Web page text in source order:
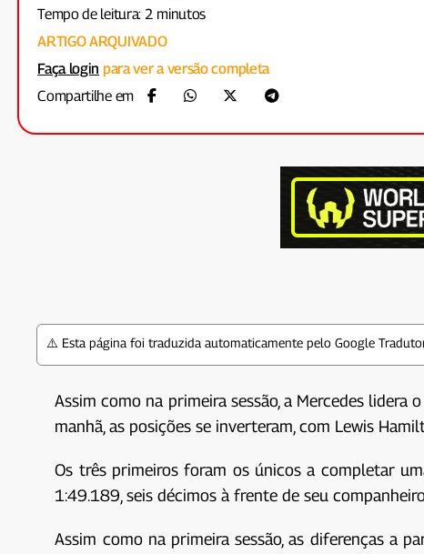
Tempo de leitura: 2 minutos
ARTIGO ARQUIVADO
Faça login para ver a versão completa
Compartilhe em
⚠️ Esta página foi traduzida automaticamente pelo Google
Assim como na primeira sessão, a Mercedes lidera
manhã, as posições se inverteram, com Lewis
Os três primeiros foram os únicos a completar
1:49.189, seis décimos à frente de seu
Assim como na primeira sessão, as diferenças a